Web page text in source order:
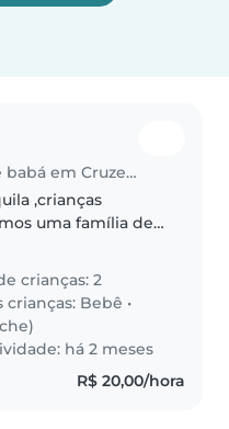
Emprego de babá em Cruzeiro do Oeste
,crianças
uma família de
crianças: 2
crianças: Bebê •
há 2 meses
R$ 20,00/hora